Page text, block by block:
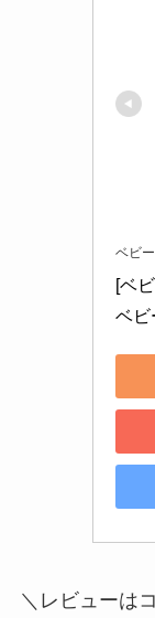
ベビ
[ベ
ベビ
＼レビューは